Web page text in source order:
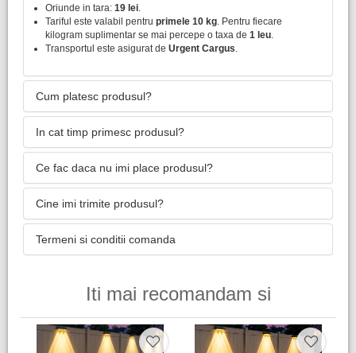
Oriunde in tara: 19 lei
Tariful este valabil pentru primele 10 kg . Pentru fiecare
kilogram suplimentar se mai percepe o taxa de 1 leu
Transportul este asigurat de Urgent Cargus
Cum platesc produsul?
In cat timp primesc produsul?
Ce fac daca nu imi place produsul?
Cine imi trimite produsul?
Termeni si conditii comanda
Iti mai recomandam si